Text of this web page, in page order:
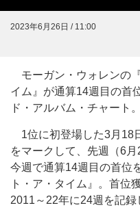
2023年6月26日 / 11:00
モーガン・ウォレンの
イム』が通算14週目の首
ド・アルバム・チャート。
1位に初登場した3月18
をマークして、先週（6
今週で通算14週目の首位
ト・ア・タイム』。首位
2011～22年に24週を記